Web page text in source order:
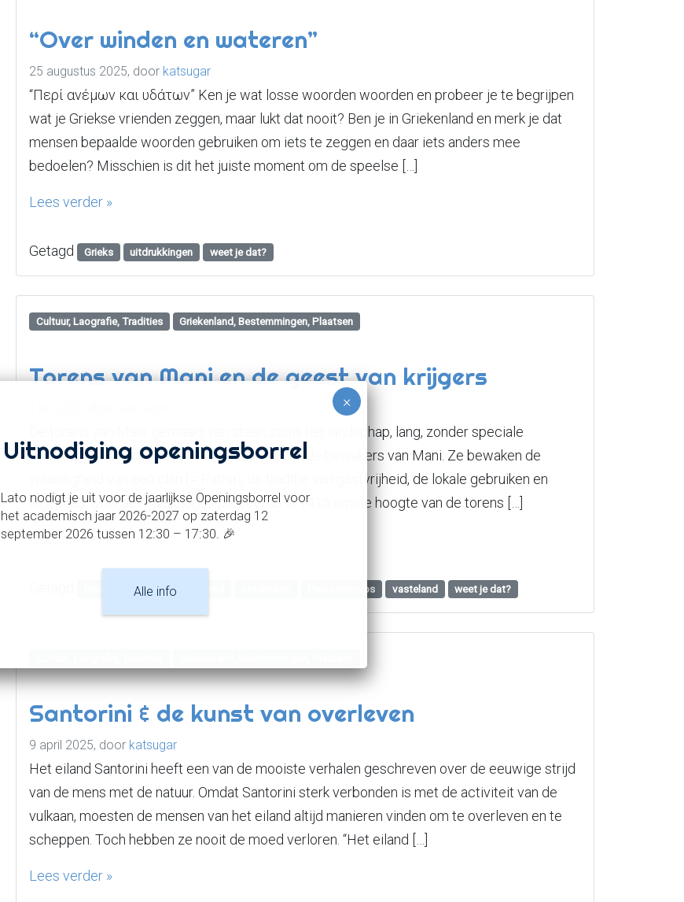
“Over winden en wateren”
25 augustus 2025, door katsugar
“Περί ανέμων και υδάτων” Ken je wat losse woorden woorden en probeer je te begrijpen
wat je Griekse vrienden zeggen, maar lukt dat nooit? Ben je in Griekenland en merk je dat
mensen bepaalde woorden gebruiken om iets te zeggen en daar iets anders mee
bedoelen? Misschien is dit het juiste moment om de speelse […]
Lees verder »
Getagd Grieks uitdrukkingen weet je dat?
Cultuur, Laografie, Tradities Griekenland, Bestemmingen, Plaatsen
Torens van Mani en de geest van krijgers
De torens van Mani: gemaakt van steen zoals het landschap, lang, zonder speciale
versieringen en vol trots staan ​​ze daar; zij zijn de bewakers van Mani. Ze bewaken de
waardigheid van een clan (= Patria), de traditie van gastvrijheid, de lokale gebruiken en
legendes. Michael Palaiologos probeerde in 1415 om de hoogte van de torens […]
Lees verder »
bestemmingen Griekenland Peloponnesos vasteland weet je dat?
Santorini & de kunst van overleven
9 april 2025, door katsugar
Het eiland Santorini heeft een van de mooiste verhalen geschreven over de eeuwige strijd
van de mens met de natuur. Omdat Santorini sterk verbonden is met de activiteit van de
vulkaan, moesten de mensen van het eiland altijd manieren vinden om te overleven en te
scheppen. Toch hebben ze nooit de moed verloren. “Het eiland […]
Lees verder »
Uitnodiging openingsborrel
Lato nodigt je uit voor de jaarlijkse Openingsborrel voor
het academisch jaar 2026-2027 op zaterdag 12
september 2026 tussen 12:30 – 17:30. 🎉
Alle info